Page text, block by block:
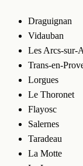
Draguignan
Vidauban
Les Arcs-sur-
Trans-en-
Lorgues
Le Thoronet
Flayosc
Salernes
Taradeau
La Motte